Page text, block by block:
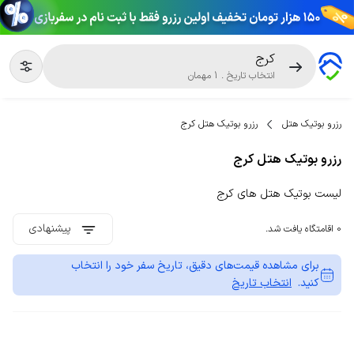
کرج
انتخاب تاریخ .
1 مهمان
رزرو بوتیک هتل رزرو بوتیک هتل کرج
رزرو بوتیک هتل کرج
لیست بوتیک هتل های کرج
0 اقامتگاه یافت شد. پیشنهادی
برای مشاهده قیمت‌های دقیق، تاریخ سفر خود را انتخاب
کنید. انتخاب تاریخ